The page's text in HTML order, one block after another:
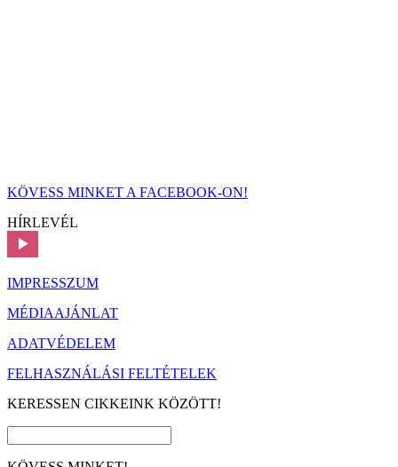
KÖVESS MINKET A FACEBOOK-ON!
HÍRLEVÉL
IMPRESSZUM
MÉDIAAJÁNLAT
ADATVÉDELEM
FELHASZNÁLÁSI FELTÉTELEK
KERESSEN CIKKEINK KÖZÖTT!